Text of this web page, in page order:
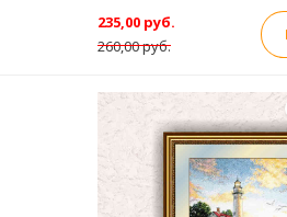
260,00 руб.
235,00 руб.